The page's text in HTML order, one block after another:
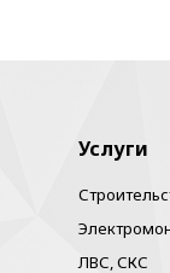
Услуги
ЛВС, СКС